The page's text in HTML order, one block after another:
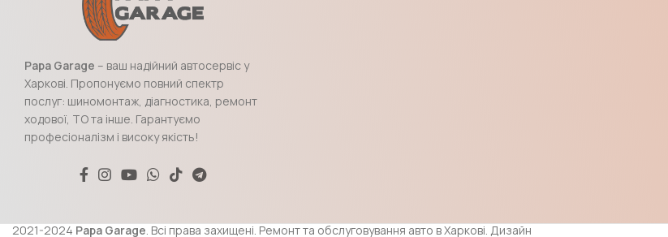
Papa Garage – ваш надійний автосервіс у
Харкові. Пропонуємо повний спектр
послуг: шиномонтаж, діагностика, ремонт
ходової, ТО та інше. Гарантуємо
професіоналізм і високу якість!
2021-2024 Papa Garage. Всі права захищені. Ремонт та обслуговування авто в Харкові. Дизайн